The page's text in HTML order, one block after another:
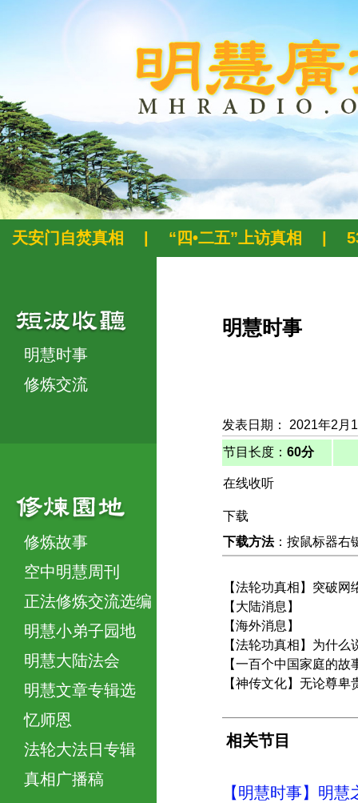
天安门自焚真相 “四•二五”上访真相
明慧时事
修炼交流
修炼故事
空中明慧周刊
正法修炼交流选编
明慧小弟子园地
明慧大陆法会
明慧文章专辑选
忆师恩
法轮大法日专辑
真相广播稿
明慧时事
发表日期： 2021年2月
节目长度： 60分
在线收听
下载
下载方法：按鼠标器右
【法轮功真相】突破网
【大陆消息】
【海外消息】
【法轮功真相】为什
【一百个中国家庭的
【神传文化】无论尊
相关节目
【明慧时事】明